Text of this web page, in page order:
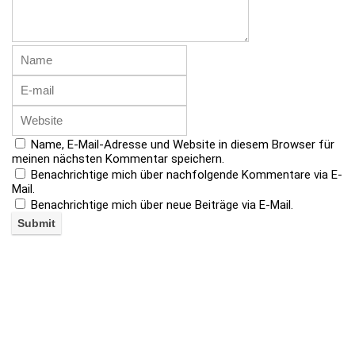
Name, E-Mail-Adresse und Website in diesem Browser für
meinen nächsten Kommentar speichern.
Benachrichtige mich über nachfolgende Kommentare via E-
Mail.
Benachrichtige mich über neue Beiträge via E-Mail.